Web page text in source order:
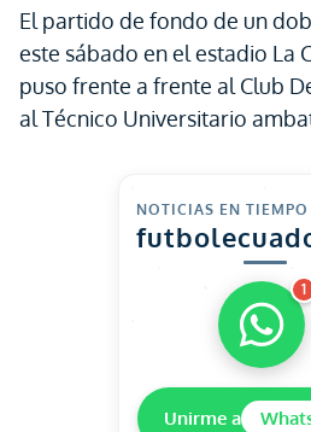
El partido de fondo de un
este sábado en el estadio La
puso frente a frente al Club
al Técnico Universitario
NOTICIAS EN TIEMPO
1
Unirme a